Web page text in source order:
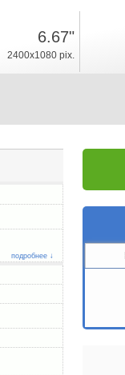
6.67"
2400x1080 pix.
подробнее ↓